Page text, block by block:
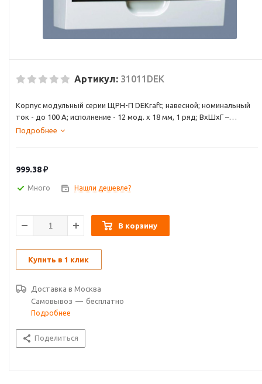
Артикул: 31011DEK
Корпус модульный серии ЩРН-П DEKraft; навесной; номинальный
ток - до 100 А; исполнение - 12 мод. х 18 мм, 1 ряд; ВхШхГ –
200х256х96 мм; материал – ABS-пластик; цвет – белый; дверь –
Корпуса модульные применяются для установки в жилых и
Подробнее
999.38₽
Много Нашли дешевле?
В корзину
Купить в 1 клик
Доставка в Москва
Самовывоз — бесплатно
Подробнее
Поделиться